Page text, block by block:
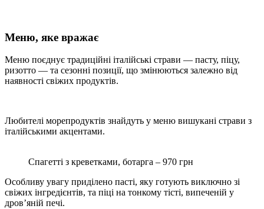
Меню, яке вражає
Меню поєднує традиційні італійські страви — пасту, піцу,
ризотто — та сезонні позиції, що змінюються залежно від
наявності свіжих продуктів.
Любителі морепродуктів знайдуть у меню вишукані страви з
італійськими акцентами.
Спагетті з креветками, ботарга – 970 грн
Особливу увагу приділено пасті, яку готують виключно зі
свіжих інгредієнтів, та піці на тонкому тісті, випеченій у
дров’яній печі.